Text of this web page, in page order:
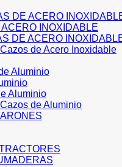
DE ACERO
INOXIDABLE
DE ACERO
de Acero Inoxidable
Aluminio
Aluminio
de Aluminio